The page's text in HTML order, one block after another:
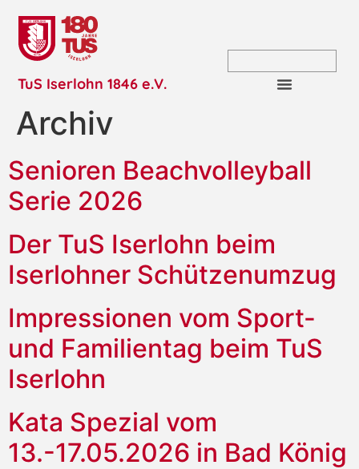
TuS Iserlohn 1846 e.V.
Archiv
Senioren Beachvolleyball
Serie 2026
Der TuS Iserlohn beim
Iserlohner Schützenumzug
Impressionen vom Sport-
und Familientag beim TuS
Iserlohn
Kata Spezial vom
13.-17.05.2026 in Bad König